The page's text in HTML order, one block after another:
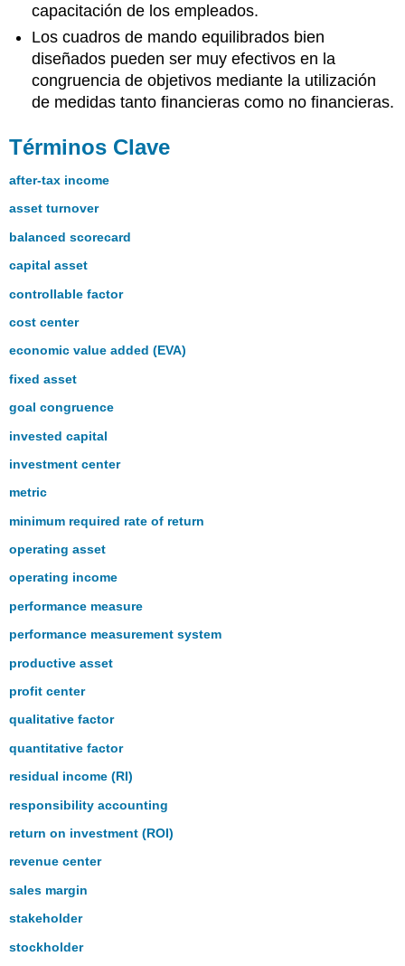
capacitación de los empleados.
Los cuadros de mando equilibrados bien
diseñados pueden ser muy efectivos en la
congruencia de objetivos mediante la utilización
de medidas tanto financieras como no financieras.
Términos Clave
after-tax income
asset turnover
balanced scorecard
capital asset
controllable factor
cost center
economic value added (EVA)
fixed asset
goal congruence
invested capital
investment center
metric
minimum required rate of return
operating asset
operating income
performance measure
performance measurement system
productive asset
profit center
qualitative factor
quantitative factor
residual income (RI)
responsibility accounting
return on investment (ROI)
revenue center
sales margin
stakeholder
stockholder